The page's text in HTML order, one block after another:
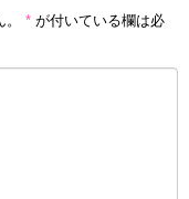
* が付いている欄は必